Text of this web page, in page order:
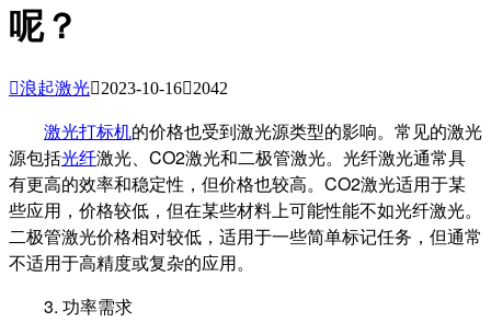
呢？
浪起激光2023-10-162042
激光打标机的价格也受到激光源类型的影响。常见的激光
源包括光纤激光、CO2激光和二极管激光。光纤激光通常具
有更高的效率和稳定性，但价格也较高。CO2激光适用于某
些应用，价格较低，但在某些材料上可能性能不如光纤激光。
二极管激光价格相对较低，适用于一些简单标记任务，但通常
不适用于高精度或复杂的应用。
3. 功率需求